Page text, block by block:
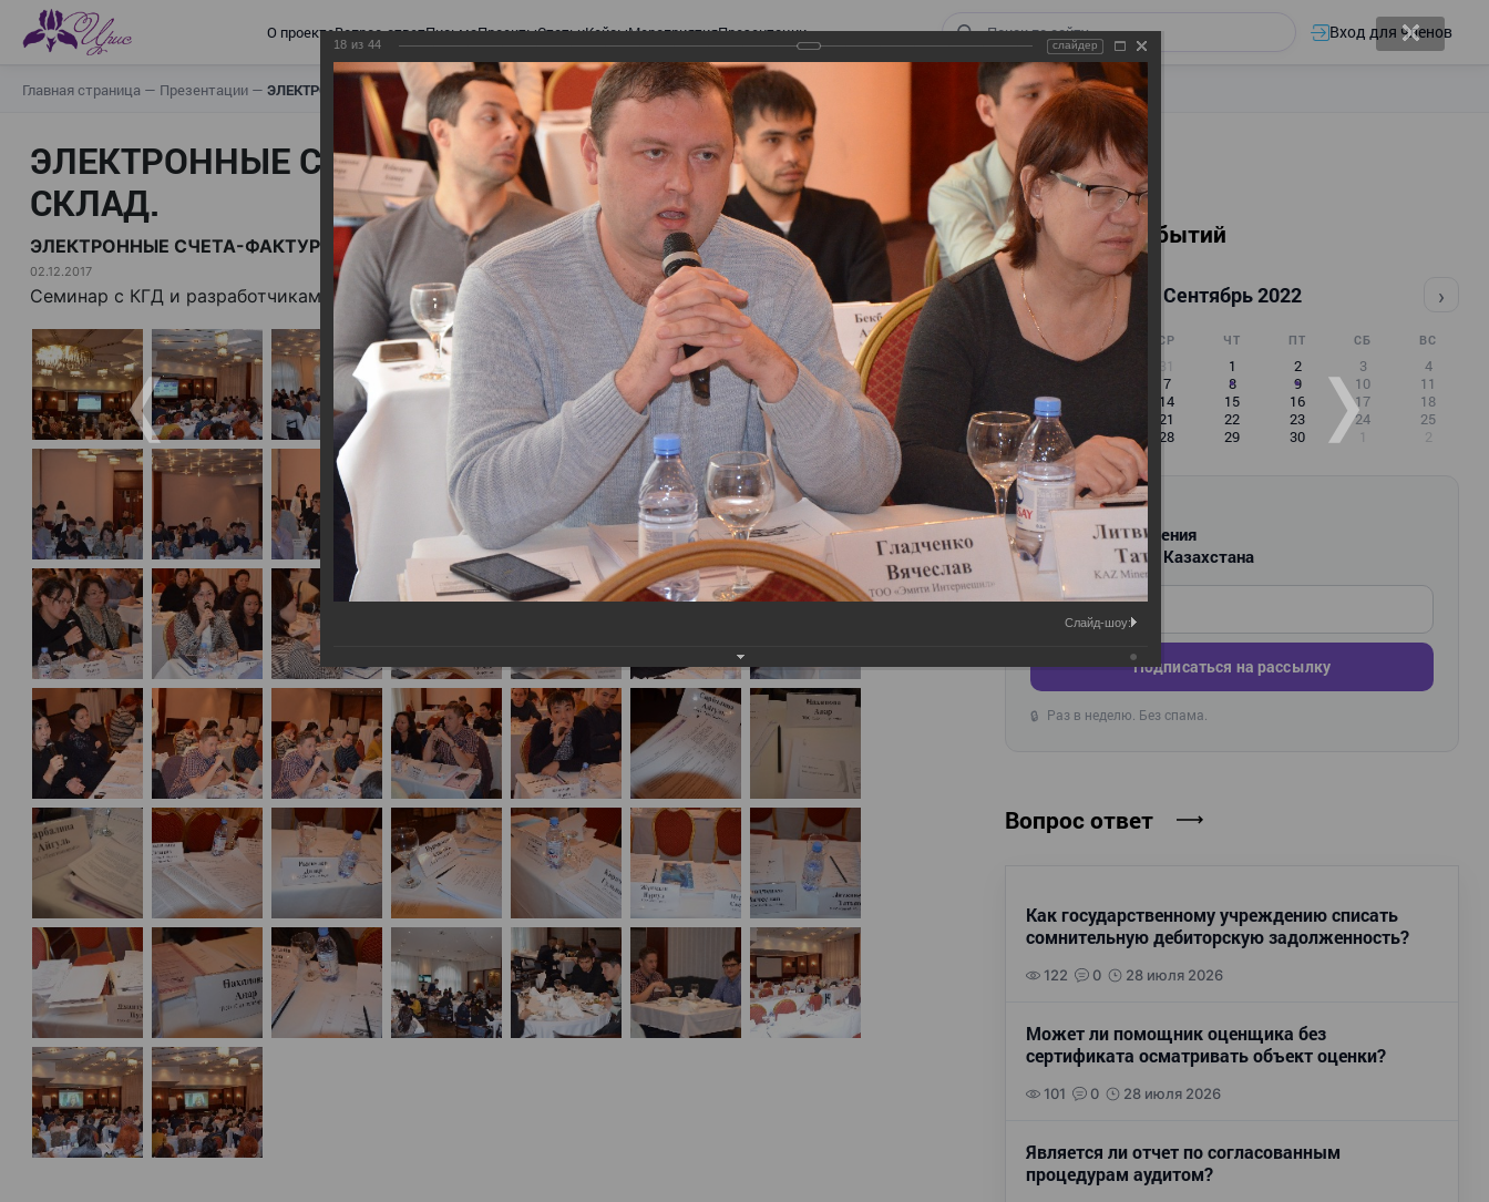
О проектеВопрос-ответПисьмаПроектыСтатьиКейсыМероприятияПрезентации Вход для членов
Главная страница — Презентации — ЭЛЕКТРОННЫЕ СЧЕТА-ФАКТУРЫ. ВИРТУАЛЬНЫЙ СКЛАД.
ЭЛЕКТРОННЫЕ СЧЕТА-ФАКТУРЫ. ВИРТУАЛЬНЫЙ
СКЛАД.
ЭЛЕКТРОННЫЕ СЧЕТА-ФАКТУРЫ. ВИРТУАЛЬНЫЙ СКЛАД.
02.12.2017
Семинар с КГД и разработчиками
Календарь событий
‹ Сентябрь 2022 ›
ПН ВТ СР ЧТ ПТ СБ ВС
31 1 2 3
4
7 8 9 10
11
12
14 15 16 17
18
19
21 22 23 24
25
26
27 28 29 30 1 2
РАССЫЛКА
Новости и изменения
для бухгалтеров Казахстана
Введите ваш e-mail
Подписаться на рассылку
🔒 Раз в неделю. Без спама.
Вопрос ответ
Как государственному учреждению списать
сомнительную дебиторскую задолженность?
122 0 28 июля 2026
Может ли помощник оценщика без
сертификата осматривать объект оценки?
101 0 28 июля 2026
Является ли отчет по согласованным
процедурам аудитом?
18 из 44 слайдер
Слайд-шоу: